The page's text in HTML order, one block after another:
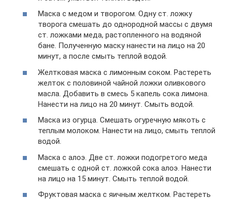
Маска с медом и творогом. Одну ст. ложку
творога смешать до однородной массы с двумя
ст. ложками меда, растопленного на водяной
бане. Полученную маску нанести на лицо на 20
минут, а после смыть теплой водой.
Желтковая маска с лимонным соком. Растереть
желток с половиной чайной ложки оливкового
масла. Добавить в смесь 5 капель сока лимона.
Нанести на лицо на 20 минут. Смыть водой.
Маска из огурца. Смешать огуречную мякоть с
теплым молоком. Нанести на лицо, смыть теплой
водой.
Маска с алоэ. Две ст. ложки подогретого меда
смешать с одной ст. ложкой сока алоэ. Нанести
на лицо на 15 минут. Смыть теплой водой.
Фруктовая маска с яичным желтком. Растереть